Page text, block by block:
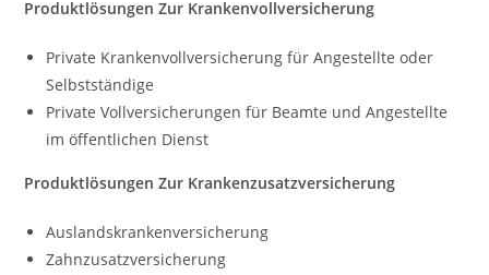
Produktlösungen Zur Krankenvollversicherung
Private Krankenvollversicherung für Angestellte oder
Selbstständige
Private Vollversicherungen für Beamte und Angestellte
im öffentlichen Dienst
Produktlösungen Zur Krankenzusatzversicherung
Auslandskrankenversicherung
Zahnzusatzversicherung